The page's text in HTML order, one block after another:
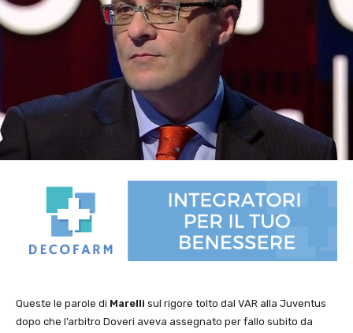
Queste le parole di Marelli sul rigore tolto dal VAR alla Juventus
dopo che l’arbitro Doveri aveva assegnato per fallo subito da